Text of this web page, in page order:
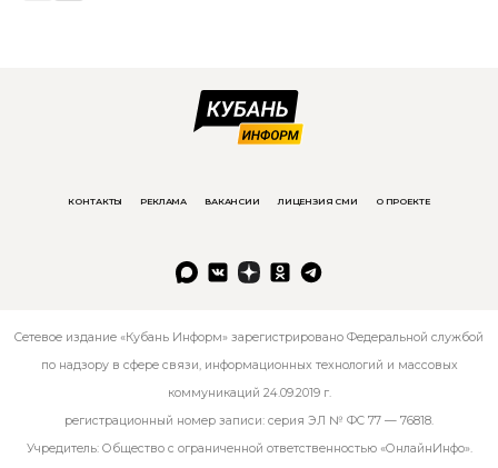
КОНТАКТЫ РЕКЛАМА ВАКАНСИИ ЛИЦЕНЗИЯ СМИ О ПРОЕКТЕ
Сетевое издание «Кубань Информ» зарегистрировано Федеральной службой
по надзору в сфере связи, информационных технологий и массовых
коммуникаций 24.09.2019 г.
регистрационный номер записи: серия ЭЛ № ФС 77 — 76818.
Учредитель: Общество с ограниченной ответственностью «ОнлайнИнфо».